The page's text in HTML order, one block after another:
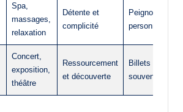
Spa,
massages,
relaxation
Détente et
complicité
Peignoirs
personnalisés
Concert,
exposition,
théâtre
Ressourcement
et découverte
Billets
souvenirs